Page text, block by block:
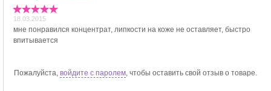
18.03.2015
мне понравился концентрат, липкости на коже не оставляет, быстро
впитывается
Пожалуйста, войдите с паролем , чтобы оставить свой отзыв о товаре.